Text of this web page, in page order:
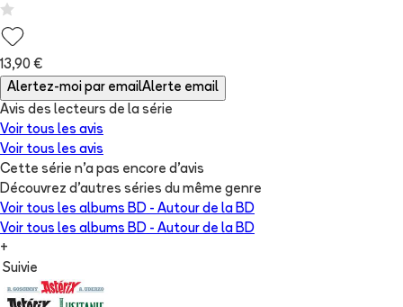
13,90 €
Alertez-moi par emailAlerte email
Avis des lecteurs de la série
Voir tous les avis
Voir tous les avis
Cette série n'a pas encore d'avis
Découvrez d'autres séries du même genre
Voir tous les albums BD - Autour de la BD
Voir tous les albums BD - Autour de la BD
+
Suivie